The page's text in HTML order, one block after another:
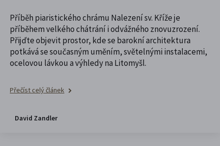
Příběh piaristického chrámu Nalezení sv. Kříže je
příběhem velkého chátrání i odvážného znovuzrození.
Přijďte objevit prostor, kde se barokní architektura
potkává se současným uměním, světelnými instalacemi,
ocelovou lávkou a výhledy na Litomyšl.
Přečíst celý článek
David Zandler